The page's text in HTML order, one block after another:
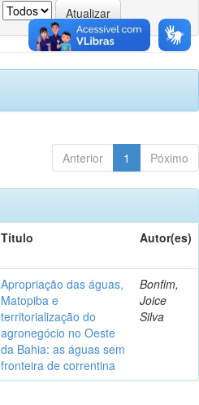
Anterior 1 Póximo
Título Autor(es)
Apropriação das águas,
Matopiba e
territorialização do
agronegócio no Oeste
da Bahia: as águas sem
fronteira de correntina
Bonfim,
Joice
Silva